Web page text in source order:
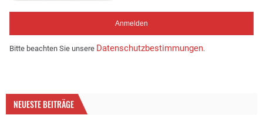
Bitte beachten Sie unsere Datenschutzbestimmungen.
NEUESTE BEITRÄGE